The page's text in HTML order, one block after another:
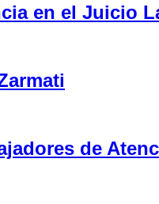
en el Juicio
de